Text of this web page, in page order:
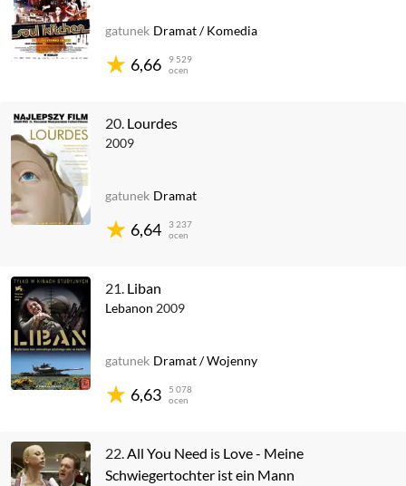
6,66
9 529
ocen
gatunek Dramat/Komedia
20. Lourdes
2009
6,64
3 237
ocen
gatunek Dramat
21. Liban
Lebanon 2009
6,63
5 078
ocen
gatunek Dramat/Wojenny
22.All You Need is Love - Meine
Schwiegertochter ist ein Mann